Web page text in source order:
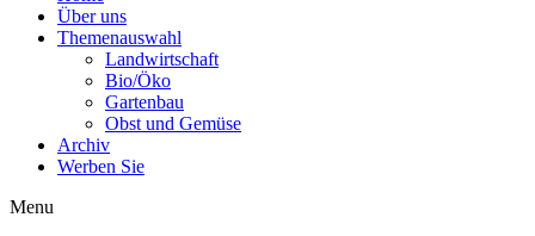
Über uns
Themenauswahl
Landwirtschaft
Bio/Öko
Gartenbau
Obst und Gemüse
Archiv
Werben Sie
Menu